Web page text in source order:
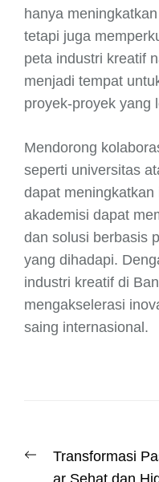
hanya
tetapi juga
peta industri kreatif
menjadi tempat
proyek-proyek yang
Mendorong
seperti universitas
dapat
akademisi dapat
dan solusi berbasis
yang dihadapi.
industri kreatif di
mengakselerasi
saing internasional.
navigation
Previous
post:
Transformasi
ar Sehat dan